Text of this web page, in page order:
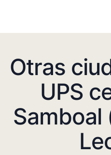
Otras
UPS
Samboal